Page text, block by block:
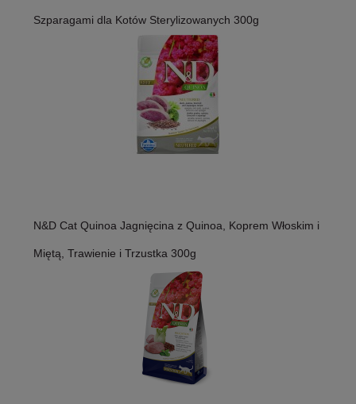
Szparagami dla Kotów Sterylizowanych 300g
N&D Cat Quinoa Jagnięcina z Quinoa, Koprem Włoskim i
Miętą, Trawienie i Trzustka 300g